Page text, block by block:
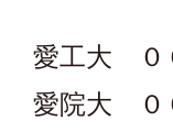
愛工大 ０
愛院大 ０